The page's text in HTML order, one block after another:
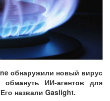
обнаружили новый вирус
ИИ-агентов для
назвали Gaslight.